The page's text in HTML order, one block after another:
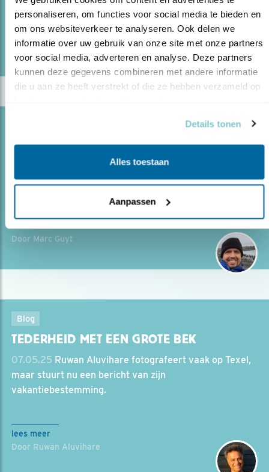
personaliseren, om functies voor social media te bieden en
om ons websiteverkeer te analyseren. Ook delen we
informatie over uw gebruik van onze site met onze partners
voor social media, adverteren en analyse. Deze partners
kunnen deze gegevens combineren met andere informatie
die u aan ze heeft verstrekt of die ze hebben verzameld op
Details tonen
Alles toestaan
Aanpassen
lees meer
Door Ruwan Aluvihare
DE KOLIBRIE-TUIN VAN TONY NUNNERY
In Ecuador kreeg Marc Guyt een black out:
zoveel kolibries en zó moeilijk te herkennen.
Door Marc Guyt
Blog
TEDERHEID MET EEN GROTE BEK
07.05.25 Ruwan Aluvihare fotografeert vaak op Texel,
maar stuurt nu een bericht van zijn
vakantiebestemming.
lees meer
Door Ruwan Aluvihare